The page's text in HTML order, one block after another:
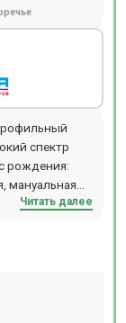
спектр
рождения:
мануальная
Читать далее